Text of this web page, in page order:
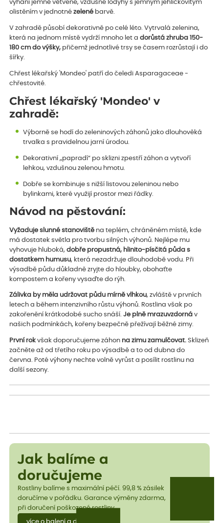
vyhání jemně větvené, vzdušné lodyhy s jemným jehličkovitým
olistěním v jednotnézelené barvě.
V zahradě působí dekorativně po celé léto. Vytrvalá zelenina,
která na jednom místě vydrží mnoho let adorůstá zhruba 150-
180 cm do výšky, přičemž jednotlivé trsy se časem rozrůstají i do
šířky.
Chřest lékařský 'Mondeo' patří do čeledi Asparagaceae -
chřestovité.
Chřest lékařský 'Mondeo' v
zahradě:
Výborně se hodí do zeleninových záhonů jako dlouhověká
trvalka s pravidelnou jarní úrodou.
Dekorativní „papradí“ po sklizni zpestří záhon a vytvoří
lehkou, vzdušnou zelenou hmotu.
Dobře se kombinuje s nižší listovou zeleninou nebo
bylinkami, které využijí prostor mezi řádky.
Návod na pěstování:
Vyžaduje slunné stanoviště na teplém, chráněném místě, kde
má dostatek světla pro tvorbu silných výhonů. Nejlépe mu
vyhovuje hluboká,dobře propustná, hlinito-písčitá půda s
dostatkem humusu, která nezadržuje dlouhodobě vodu. Při
výsadbě půdu důkladně zryjte do hloubky, obohaťte
kompostem a kořeny vysaďte do rýh.
Zálivka by měla udržovat půdu mírně vlhkou, zvláště v prvních
letech a během intenzivního růstu výhonů. Rostlina však po
zakořenění krátkodobé sucho snáší.Je plně mrazuvzdorná v
našich podmínkách, kořeny bezpečně přežívají běžné zimy.
První rokvšak doporučujeme záhon na zimu zamulčovat. Sklizeň
začněte až od třetího roku po výsadbě a to od dubna do
června. Poté výhony nechte volně vyrůst a posílit rostlinu na
další sezony.
Jak balíme a
doručujeme
Rostliny balíme s maximální péčí. 99,8 % zásilek
doručíme v pořádku. Garance výměny zdarma,
při doručení poškozené rostliny.
více o balení a dopravě